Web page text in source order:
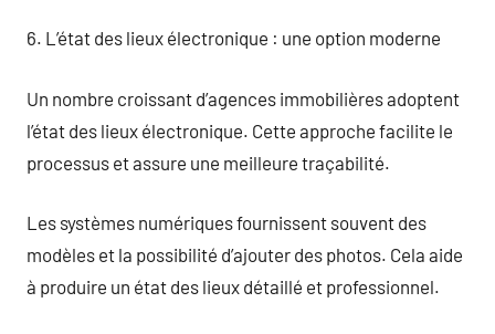
6. L’état des lieux électronique : une option moderne
Un nombre croissant d’agences immobilières adoptent
l’état des lieux électronique. Cette approche facilite le
processus et assure une meilleure traçabilité.
Les systèmes numériques fournissent souvent des
modèles et la possibilité d’ajouter des photos. Cela aide
à produire un état des lieux détaillé et professionnel.